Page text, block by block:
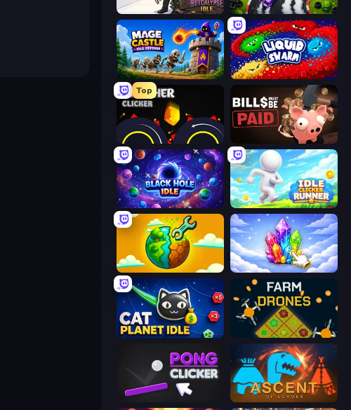
Rotcalypse: Idle Incremental Drift Tycoon
Mage Castle Idle Defense Liquid Swarm
Top
Crusher Clicker Bills Must Be Paid
Black Hole Idle Idle Clicker Runner
Land Explorers: Merge & Build Crystalia Idle Clicker
Cat Planet Idle Farm Drones
Pong Clicker Ascent of Echoes